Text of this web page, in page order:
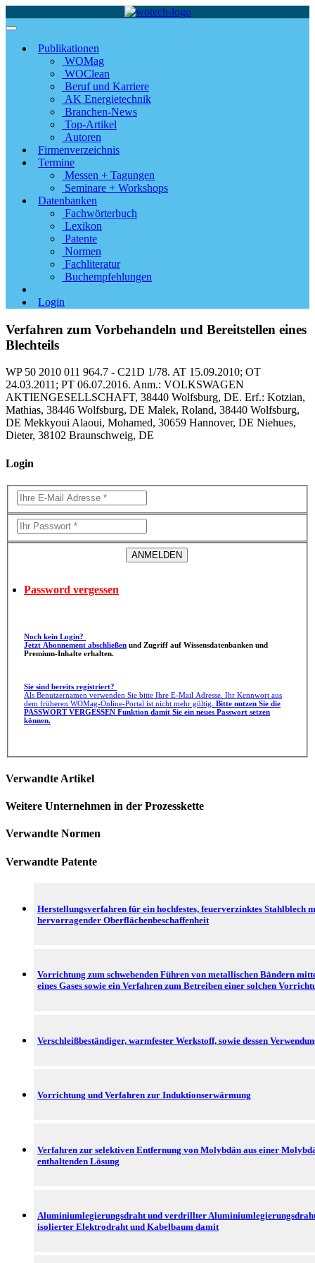
Publikationen
WOMag
WOClean
Beruf und Karriere
AK Energietechnik
Branchen-News
Top-Artikel
Autoren
Firmenverzeichnis
Termine
Messen + Tagungen
Seminare + Workshops
Datenbanken
Fachwörterbuch
Lexikon
Patente
Normen
Fachliteratur
Buchempfehlungen
Login
Verfahren zum Vorbehandeln und Bereitstellen eines
Blechteils
WP 50 2010 011 964.7 - C21D 1/78. AT 15.09.2010; OT
24.03.2011; PT 06.07.2016. Anm.: VOLKSWAGEN
AKTIENGESELLSCHAFT, 38440 Wolfsburg, DE. Erf.: Kotzian,
Mathias, 38446 Wolfsburg, DE Malek, Roland, 38440 Wolfsburg,
DE Mekkyoui Alaoui, Mohamed, 30659 Hannover, DE Niehues,
Dieter, 38102 Braunschweig, DE
Login
Password vergessen
Noch kein Login?
Jetzt Abonnement abschließen
Premium-Inhalte erhalten.
Sie sind bereits registriert?
Als Benutzernamen verwenden Sie bitte Ihre E-Mail Adresse. Ihr Kennwort aus
dem früheren WOMag-Online-Portal ist nicht mehr gültig. Bitte nutzen Sie die
PASSWORT VERGESSEN Funktion damit Sie ein neues Passwort setzen
können.
Verwandte Artikel
Weitere Unternehmen in der Prozesskette
Verwandte Normen
Verwandte Patente
Herstellungsverfahren für ein hochfestes, feuerverzinktes Stahlblech
hervorragender Oberflächenbeschaffenheit
Vorrichtung zum schwebenden Führen von metallischen Bändern
eines Gases sowie ein Verfahren zum Betreiben einer solchen
Verschleißbeständiger, warmfester Werkstoff, sowie dessen
Vorrichtung und Verfahren zur Induktionserwärmung
Verfahren zur selektiven Entfernung von Molybdän aus einer
enthaltenden Lösung
Aluminiumlegierungsdraht und verdrillter
isolierter Elektrodraht und Kabelbaum damit